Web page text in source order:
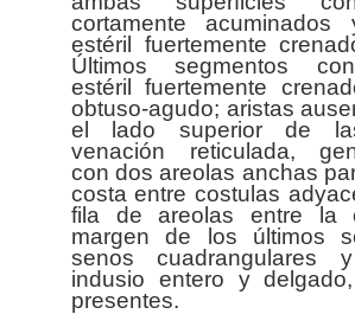
cortamente acuminados
estéril fuertemente
Últimos segmentos
estéril fuertemente
obtuso-agudo; aristas
el lado superior de
venación reticulada,
con dos areolas anchas
costa entre costulas
fila de areolas entre la
margen de los últimos
senos cuadrangulares
indusio entero y
presentes.